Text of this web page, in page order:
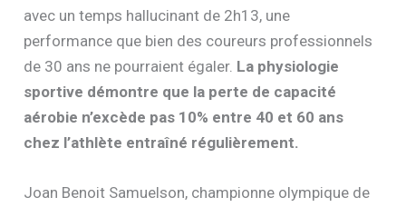
avec un temps hallucinant de 2h13, une
performance que bien des coureurs professionnels
de 30 ans ne pourraient égaler. La physiologie
sportive démontre que la perte de capacité
aérobie n’excède pas 10% entre 40 et 60 ans
chez l’athlète entraîné régulièrement.
Joan Benoit Samuelson, championne olympique de